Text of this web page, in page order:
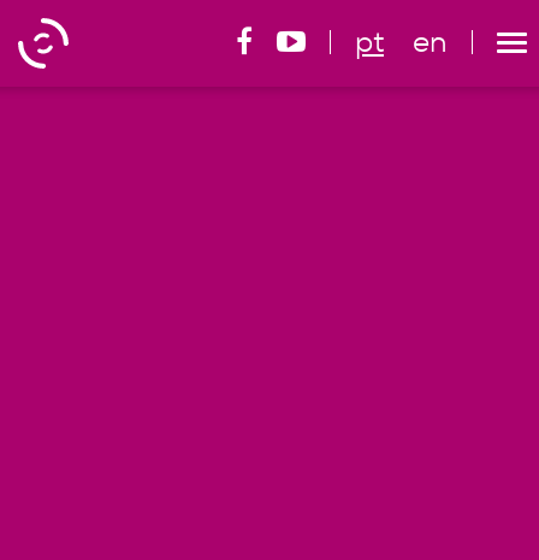
pt en